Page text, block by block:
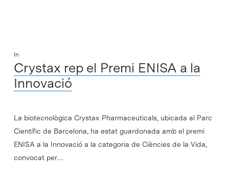
In
Crystax rep el Premi ENISA a la
Innovació
La biotecnològica Crystax Pharmaceuticals, ubicada al Parc
Científic de Barcelona, ha estat guardonada amb el premi
ENISA a la Innovació a la categoria de Ciències de la Vida,
convocat per…